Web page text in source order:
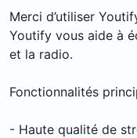
Merci d’utiliser
Youtify vous aide à
et la radio.
Fonctionnalités
- Haute qualité de